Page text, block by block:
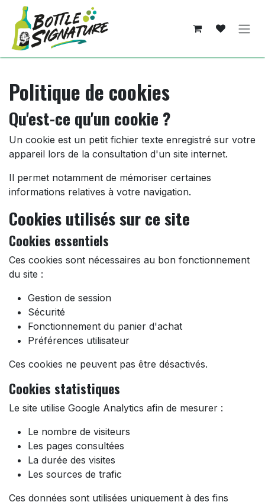
Se rendre au contenu
Politique de cookies
Qu'est-ce qu'un cookie ?
Un cookie est un petit fichier texte enregistré sur votre
appareil lors de la consultation d'un site internet.
Il permet notamment de mémoriser certaines
informations relatives à votre navigation.
Cookies utilisés sur ce site
Cookies essentiels
Ces cookies sont nécessaires au bon fonctionnement
du site :
Gestion de session
Sécurité
Fonctionnement du panier d'achat
Préférences utilisateur
Ces cookies ne peuvent pas être désactivés.
Cookies statistiques
Le site utilise Google Analytics afin de mesurer :
Le nombre de visiteurs
Les pages consultées
La durée des visites
Les sources de trafic
Ces données sont utilisées uniquement à des fins